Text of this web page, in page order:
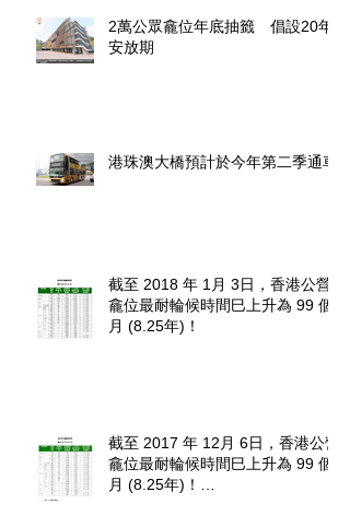
2萬公眾龕位年底抽籤 倡設20年
安放期
港珠澳大橋預計於今年第二季通車
截至 2018 年 1月 3日，香港公營
龕位最耐輪候時間巳上升為 99 個
月 (8.25年)！
截至 2017 年 12月 6日，香港公營
龕位最耐輪候時間巳上升為 99 個
月 (8.25年)！